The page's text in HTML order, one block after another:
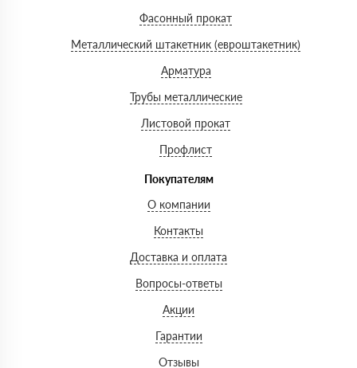
Фасонный прокат
Металлический штакетник (евроштакетник)
Арматура
Трубы металлические
Листовой прокат
Профлист
Покупателям
О компании
Контакты
Доставка и оплата
Вопросы-ответы
Акции
Гарантии
Отзывы